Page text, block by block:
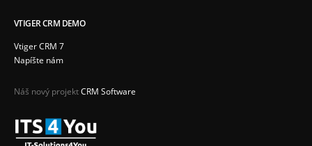
VTIGER CRM DEMO
Vtiger CRM 7
Napíšte nám
Náš nový projektCRM Software